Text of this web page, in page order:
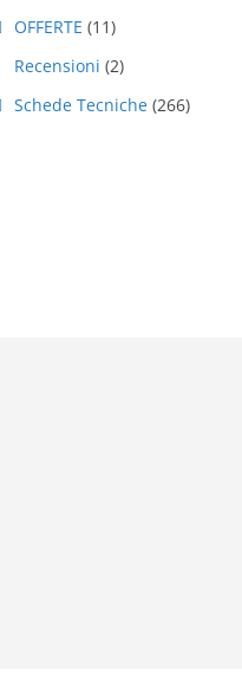
OFFERTE (11)
Recensioni (2)
Schede Tecniche(266)